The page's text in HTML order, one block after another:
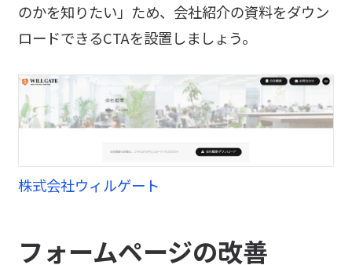
のかを知りたい」ため、会社紹介の資料をダウン
ロードできるCTAを設置しましょう。
株式会社ウィルゲート
フォームページの改善